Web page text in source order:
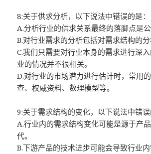
8:关于供求分析，以下说法中错误的是：
A.分析行业的供求关系最终的落脚点是公
B.对行业需求的分析包括对需求结构的分
C.我们只需要对行业本身的需求进行深
业的情况并不很相关。
D.对行业的市场潜力进行估计时，常用
查、权威资料、数理模型等。
9:关于需求结构的变化，以下说法中错误
A.行业内的需求结构变化可能是源于产
代。
B.下游产品的技术进步可能会导致行业